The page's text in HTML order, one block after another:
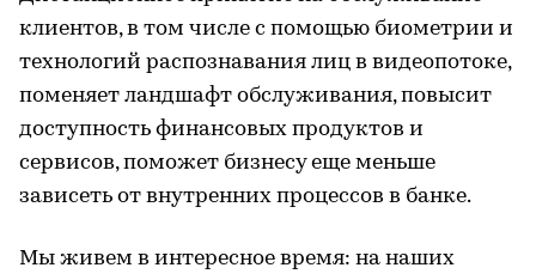
клиентов, в том числе с помощью биометрии и
технологий распознавания лиц в видеопотоке,
поменяет ландшафт обслуживания, повысит
доступность финансовых продуктов и
сервисов, поможет бизнесу еще меньше
зависеть от внутренних процессов в банке.
Мы живем в интересное время: на наших